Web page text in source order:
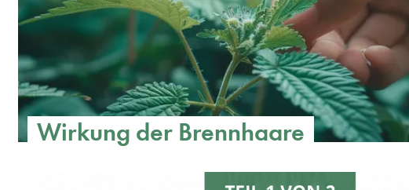
Wirkung der Brennhaare